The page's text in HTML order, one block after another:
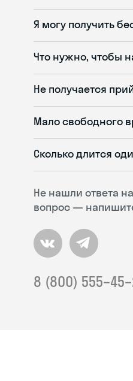
Не нашли ответа
вопрос —
8 (800)
Я могу получить
Что нужно, чтобы
Не получается
Мало свободного
Сколько длится